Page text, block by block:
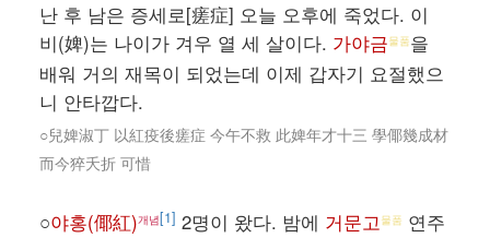
난 후 남은 증세로[瘥症] 오늘 오후에 죽었다. 이
비(婢)는 나이가 겨우 열 세 살이다. 가야금물품을
배워 거의 재목이 되었는데 이제 갑자기 요절했으
니 안타깝다.
○兒婢淑丁 以紅疫後瘥症 今午不救 此婢年才十三 學倻幾成材
而今猝夭折 可惜
○야홍(倻紅)개념[1] 2명이 왔다. 밤에 거문고물품 연주